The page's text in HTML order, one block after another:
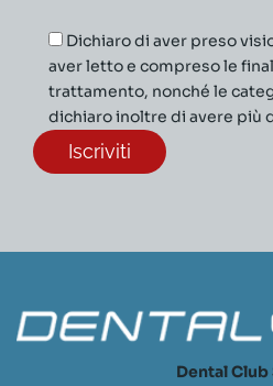
Dichiaro di aver preso
aver letto e compreso le
trattamento, nonché le
dichiaro inoltre di avere più
Dental Club